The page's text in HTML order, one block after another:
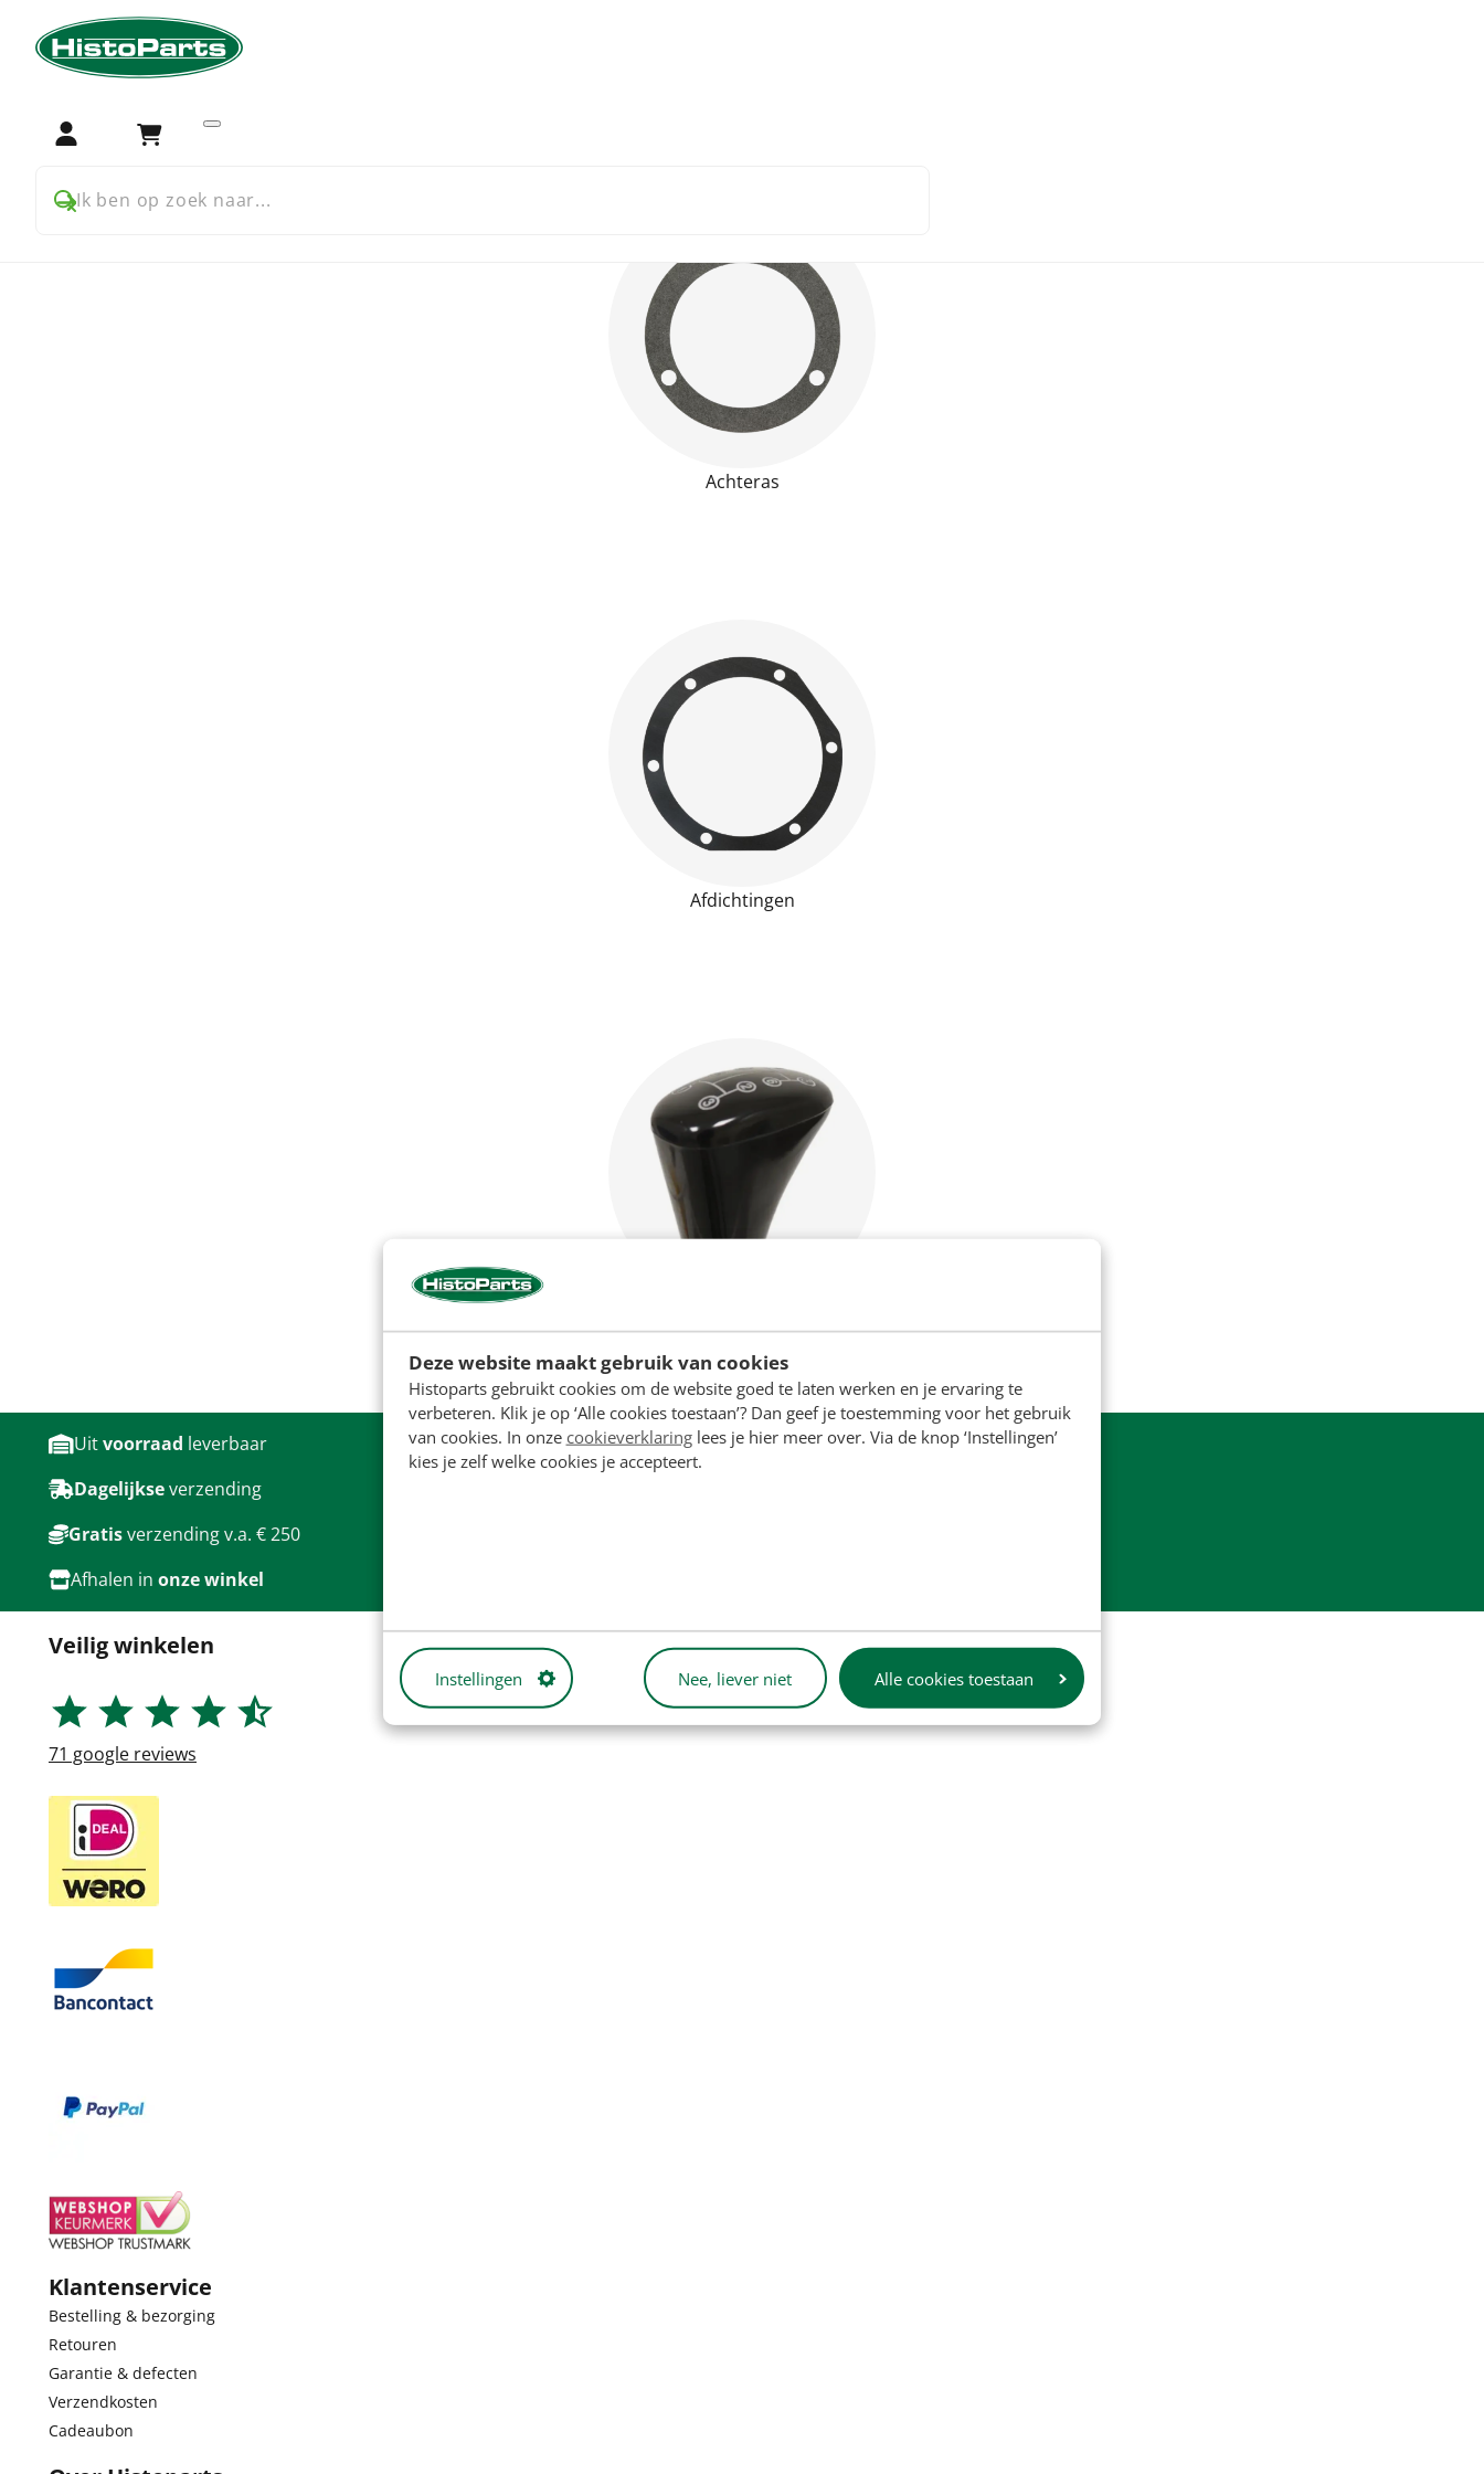
Deze website maakt gebruik van cookies
Histoparts gebruikt cookies om de website goed te laten werken en je ervaring te
verbeteren. Klik je op ‘Alle cookies toestaan’? Dan geef je toestemming voor het gebruik
van cookies. In onze cookieverklaringlees je hier meer over. Via de knop ‘Instellingen’
kies je zelf welke cookies je accepteert.
Instellingen Nee, liever niet Alle cookies toestaan
Login Winkelwagen
Ik ben op zoek naar...
Home Trekker onderdelen
Achteras
Afdichtingen
Uitvoorraad leverbaar
Dagelijkseverzending
Gratisverzending v.a. € 250
Afhalen in onze winkel
Veilig winkelen
71 google reviews
Klantenservice
Bestelling & bezorging
Retouren
Garantie & defecten
Verzendkosten
Cadeaubon